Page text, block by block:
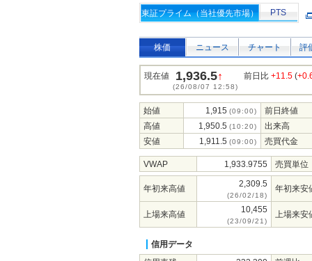
東証プライム（当社優先市場） PTS
株価 ニュース チャート 評
現在値 1,936.5↑
(26/08/07 12:58)
前日比 +11.5 (
始値 1,915 (09:00)
前日終値
高値
1,950.5 (10:20)
出来高
安値
1,911.5 (09:00) 売買代金
VWAP 1,933.9755 売買単位
年初来高値 2,309.5
(26/02/18)
年初来安
上場来高値 10,455
(23/09/21)
上場来安
信用データ